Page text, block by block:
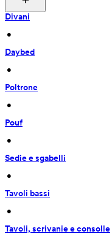
Divani
•
Daybed
•
Poltrone
•
Pouf
•
Sedie e sgabelli
•
Tavoli bassi
•
Tavoli, scrivanie e consolle